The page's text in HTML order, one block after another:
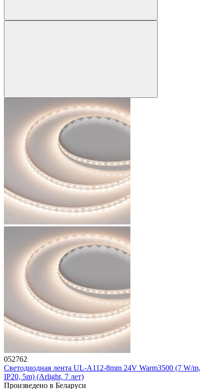
052762
Светодиодная лента UL-A112-8mm 24V Warm3500 (7 W/m,
IP20, 5m) (Arlight, 7 лет)
Произведено в Беларуси